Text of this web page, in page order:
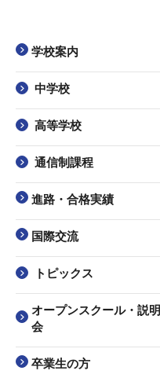
学校案内
中学校
高等学校
通信制課程
進路・合格実績
国際交流
トピックス
オープンスクール・説明
会
卒業生の方